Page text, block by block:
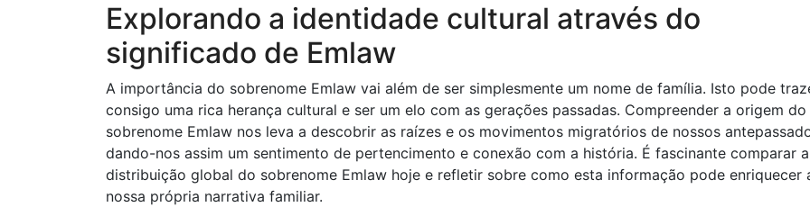
Explorando a identidade cultural através do
significado de Emlaw
A importância do sobrenome Emlaw vai além de ser simplesmente um nome de família. Isto pode
consigo uma rica herança cultural e ser um elo com as gerações passadas. Compreender a origem do
sobrenome Emlaw nos leva a descobrir as raízes e os movimentos migratórios de nossos
dando-nos assim um sentimento de pertencimento e conexão com a história. É fascinante comparar a
distribuição global do sobrenome Emlaw hoje e refletir sobre como esta informação pode enriquecer
nossa própria narrativa familiar.